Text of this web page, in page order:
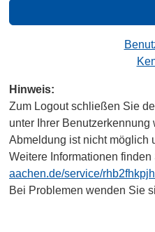
Hinweis:
Zum Logout schließen Sie
unter Ihrer
Abmeldung ist nicht möglich
Weitere Informationen finden
aachen.de/service/
Bei Problemen wenden Sie